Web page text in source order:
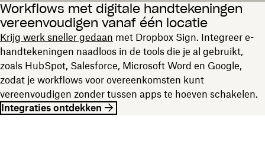
Workflows met digitale handtekeningen
vereenvoudigen vanaf één locatie
Krijg werk sneller gedaan met Dropbox Sign. Integreer e-
handtekeningen naadloos in de tools die je al gebruikt,
zoals HubSpot, Salesforce, Microsoft Word en Google,
zodat je workflows voor overeenkomsten kunt
vereenvoudigen zonder tussen apps te hoeven schakelen.
Integraties ontdekken